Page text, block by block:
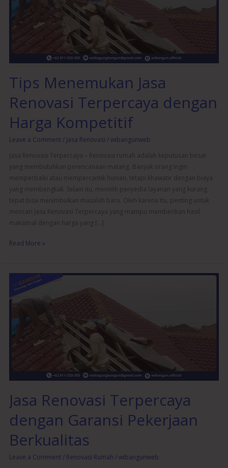
Tips Menemukan Jasa
Renovasi Terpercaya dengan
Harga Kompetitif
Leave a Comment / Jasa Renovasi /wibangunweb
Jasa Renovasi Terpercaya – Renovasi rumah adalah keputusan besar
yang membutuhkan perencanaan matang. Banyak orang ingin
memperbaiki atau mempercantik hunian, tetapi khawatir dengan biaya
yang membengkak. Selain itu, memilih penyedia layanan yang kurang
tepat bisa menimbulkan masalah baru. Oleh karena itu, penting untuk
mencari Jasa Renovasi Terpercaya yang mampu memberikan hasil
maksimal dengan harga yang […]
Terpercaya
dengan
Read More »
Jasa Renovasi Terpercaya
dengan Garansi Pekerjaan
Berkualitas
Leave a Comment / Renovasi Rumah /wibangunweb
Renovasi
Terpercaya
Garansi
Pekerjaan
Berkualitas